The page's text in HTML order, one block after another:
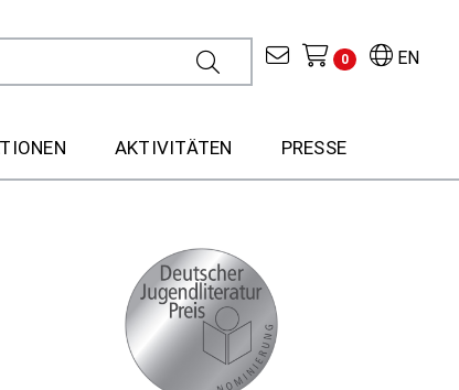
EN
0
AKTIVITÄTEN PRESSE